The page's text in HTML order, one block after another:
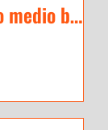
Tripie de Aluminio SitePro uso medio base triangular